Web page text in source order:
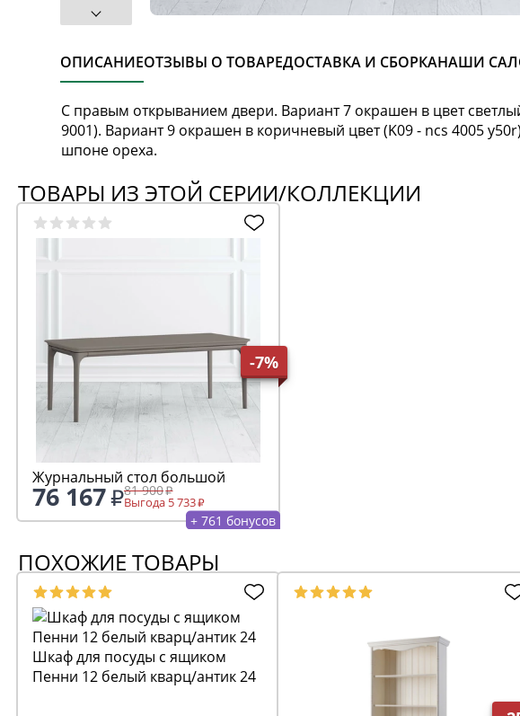
ОПИСАНИЕОТЗЫВЫ О ТОВАРЕДОСТАВКА И СБОРКАНАШИ
С правым открыванием двери. Вариант 7 окрашен в цвет
9001). Вариант 9 окрашен в коричневый цвет (K09 - ncs 4005
шпоне ореха.
ТОВАРЫ ИЗ ЭТОЙ СЕРИИ/КОЛЛЕКЦИИ
-7%
Журнальный стол большой
76 167 81 900
Выгода 5 733
+ 761 бонусов
ПОХОЖИЕ ТОВАРЫ
Шкаф для посуды с ящиком
Пенни 12 белый кварц/антик 24